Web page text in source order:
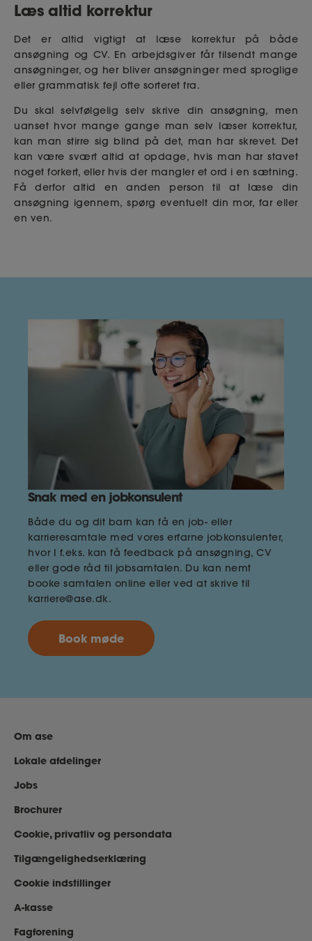
Læs altid korrektur
Det er altid vigtigt at læse korrektur på både
ansøgning og CV. En arbejdsgiver får tilsendt mange
ansøgninger, og her bliver ansøgninger med sproglige
eller grammatisk fejl ofte sorteret fra.
Du skal selvfølgelig selv skrive din ansøgning, men
uanset hvor mange gange man selv læser korrektur,
kan man stirre sig blind på det, man har skrevet. Det
kan være svært altid at opdage, hvis man har stavet
noget forkert, eller hvis der mangler et ord i en sætning.
Få derfor altid en anden person til at læse din
ansøgning igennem, spørg eventuelt din mor, far eller
en ven.
Snak med en jobkonsulent
Både du og dit barn kan få en job- eller
karrieresamtale med vores erfarne jobkonsulenter,
hvor I f.eks. kan få feedback på ansøgning, CV
eller gode råd til jobsamtalen. Du kan nemt
booke samtalen online eller ved at skrive til
karriere@ase.dk.
Book møde
Om ase
Lokale afdelinger
Jobs
Brochurer
Cookie, privatliv og persondata
Tilgængelighedserklæring
Cookie indstillinger
A-kasse
Fagforening